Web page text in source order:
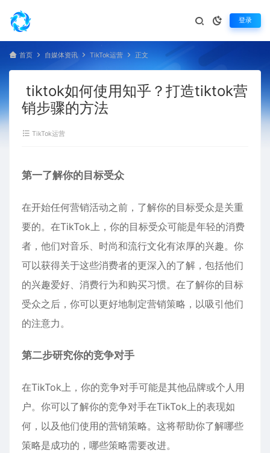
登录
首页 自媒体资讯 TikTok运营 正文
tiktok如何使用知乎？打造tiktok营
销步骤的方法
TikTok运营
第一了解你的目标受众
在开始任何营销活动之前，了解你的目标受众是关重
要的。在TikTok上，你的目标受众可能是年轻的消费
者，他们对音乐、时尚和流行文化有浓厚的兴趣。你
可以获得关于这些消费者的更深入的了解，包括他们
的兴趣爱好、消费行为和购买习惯。在了解你的目标
受众之后，你可以更好地制定营销策略，以吸引他们
的注意力。
第二步研究你的竞争对手
在TikTok上，你的竞争对手可能是其他品牌或个人用
户。你可以了解你的竞争对手在TikTok上的表现如
何，以及他们使用的营销策略。这将帮助你了解哪些
策略是成功的，哪些策略需要改进。